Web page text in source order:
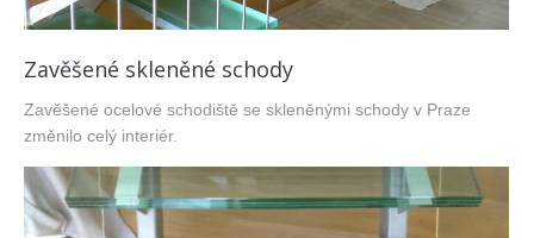
Zavěšené skleněné schody
Zavěšené ocelové schodiště se skleněnými schody v Praze
změnilo celý interiér.